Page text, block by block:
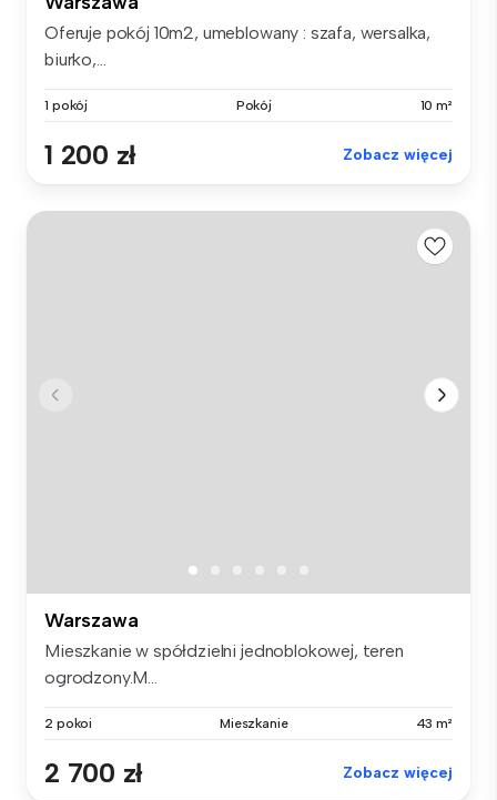
Oferuje pokój 10m2, umeblowany : szafa, wersalka,
biurko,...
1 pokój Pokój 10 m²
1 200 zł Zobacz więcej
Warszawa
Mieszkanie w spółdzielni jednoblokowej, teren
ogrodzony.M...
2 pokoi Mieszkanie 43 m²
2 700 zł Zobacz więcej